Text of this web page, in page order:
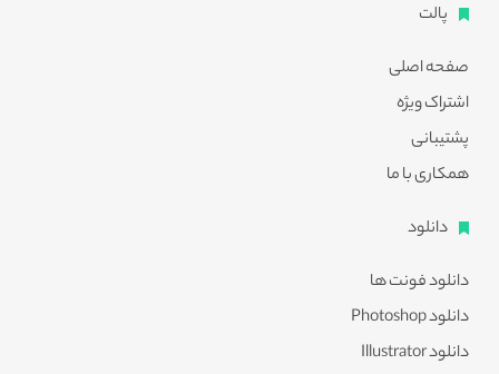
پالت
صفحه اصلی
اشتراک ویژه
پشتیبانی
همکاری با ما
دانلود
دانلود فونت ها
دانلود Photoshop
دانلود Illustrator